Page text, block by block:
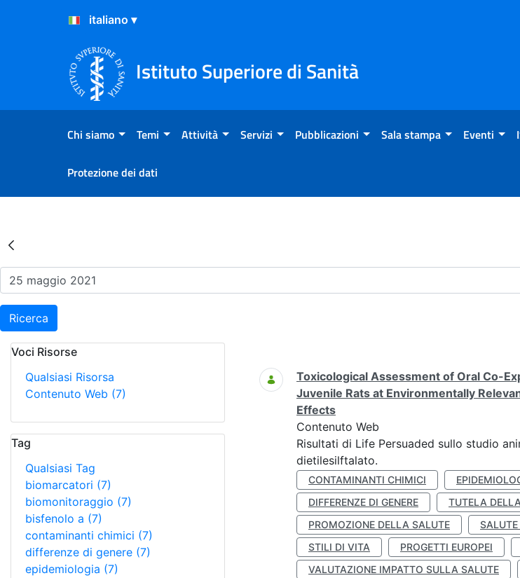
Salta al Contenuto
Salta al Footer
Istituto Superiore di Sanità
Chi siamo Temi Attività Servizi Pubblicazioni Sala stampa Eventi
Protezione dei dati
Risultati della Ricerca - Eventi
Ricerca
Voci Risorse
Qualsiasi Risorsa
Contenuto Web (7)
Tag
Qualsiasi Tag
biomarcatori (7)
biomonitoraggio (7)
bisfenolo a (7)
contaminanti chimici (7)
differenze di genere (7)
epidemiologia (7)
Ricerca
Toxicological Assessment of Oral Co-
Juvenile Rats at Environmentally
Effects
Contenuto Web
Risultati di Life Persuaded sullo studio
dietilesilftalato.
CONTAMINANTI CHIMICI
DIFFERENZE DI GENERE
TUTELA
PROMOZIONE DELLA SALUTE
STILI DI VITA
PROGETTI EUROPEI
VALUTAZIONE IMPATTO SULLA SALUTE